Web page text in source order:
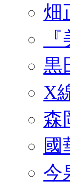
畑
黒
X
森
國
今